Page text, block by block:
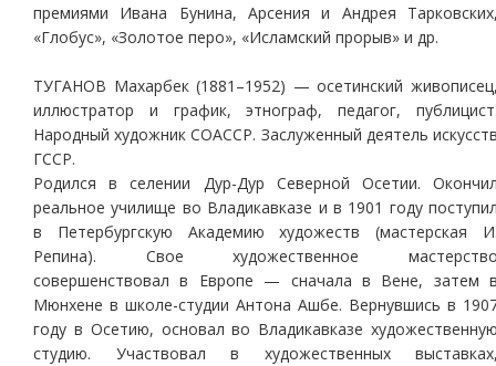
премиями Ивана Бунина, Арсения и Андрея
«Глобус», «Золотое перо», «Исламский прорыв» и др.
ТУГАНОВ Махарбек (1881–1952) — осетинский
иллюстратор и график, этнограф, педагог,
Народный художник СОАССР. Заслуженный деятель
ГССР.
Родился в селении Дур-Дур Северной Осетии.
реальное училище во Владикавказе и в 1901 году
в Петербургскую Академию художеств (мастерская
Репина). Свое художественное
совершенствовал в Европе — сначала в Вене, затем
Мюнхене в школе-студии Антона Ашбе. Вернувшись в
году в Осетию, основал во Владикавказе
студию. Участвовал в художественных